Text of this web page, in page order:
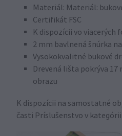
Materiál: Materiál:
Certifikát FSC
K dispozícii vo viacerých
2 mm bavlnená šnúrka
Vysokokvalitné bukové
Drevená lišta pokrýva
obrazu
K dispozícii na samostatné
časti Príslušenstvo v